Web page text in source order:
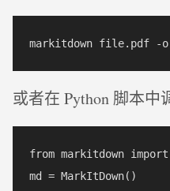
或者在 Python 脚本中
from markitdown import
md = MarkItDown()